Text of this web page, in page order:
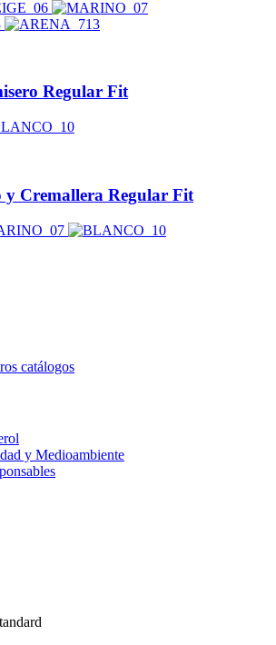
Regular Fit
y Cremallera Regular Fit
catálogos
y Medioambiente
asistente virtual de Obrerol 🤖Estoy aquí para
qué necesitas… ¡y lo resolvemos juntos!